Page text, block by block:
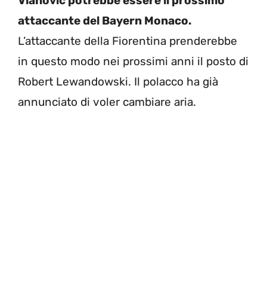
attaccante del Bayern Monaco.
L’attaccante della Fiorentina prenderebbe
in questo modo nei prossimi anni il posto di
Robert Lewandowski. Il polacco ha già
annunciato di voler cambiare aria.